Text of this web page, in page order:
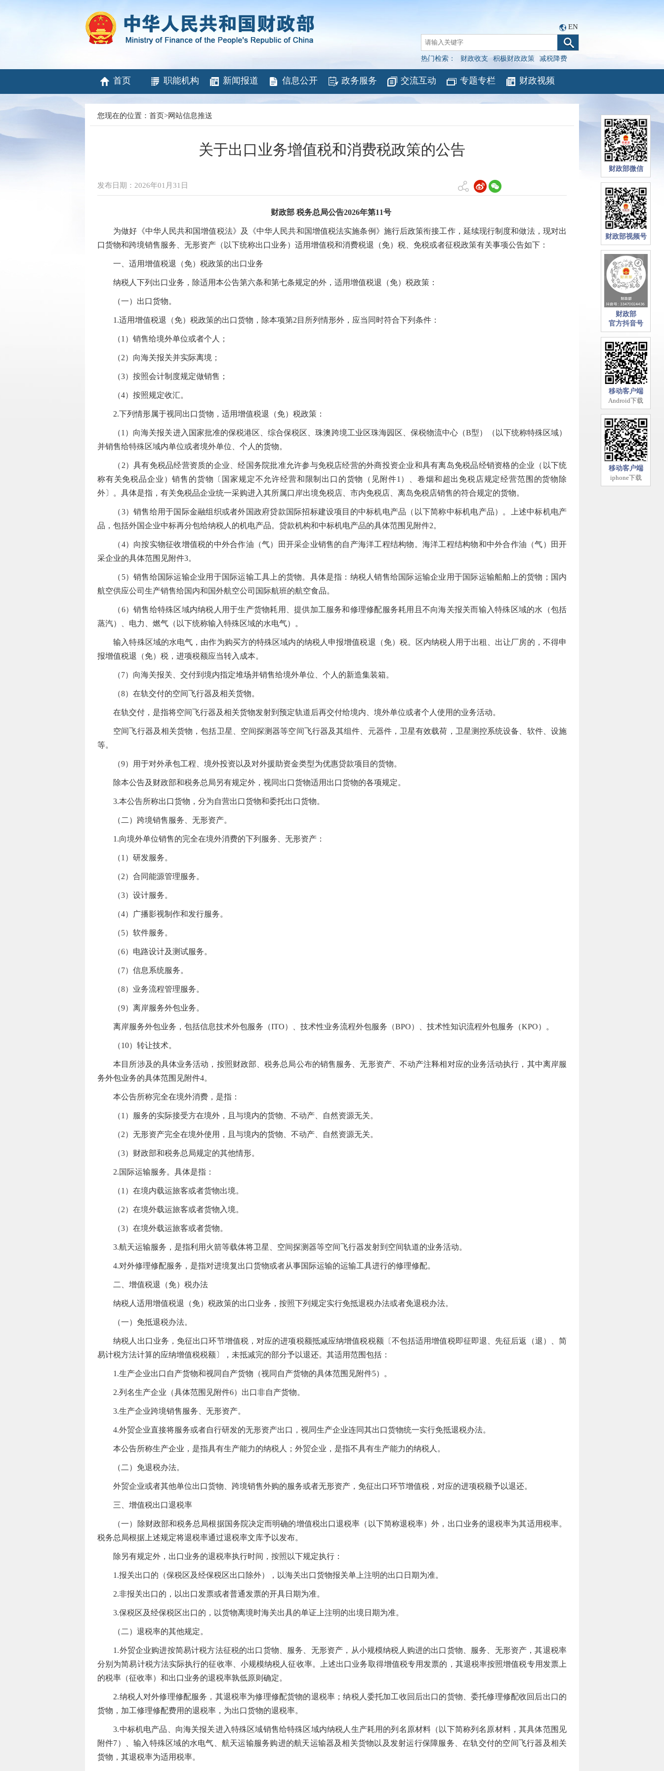
EN
热门检索： 财政收支 积极财政政策 减税降费
首页 职能机构 新闻报道 信息公开 政务服务 交流互动 专题专栏 财政视频
您现在的位置： 首页>网站信息推送
关于出口业务增值税和消费税政策的公告
发布日期：2026年01月31日
财政部 税务总局公告2026年第11号
为做好《中华人民共和国增值税法》及《中华人民共和国增值税法实施条例》施行后政策衔接工作，延续现行制度和做法，现对出
口货物和跨境销售服务、无形资产（以下统称出口业务）适用增值税和消费税退（免）税、免税或者征税政策有关事项公告如下：
一、适用增值税退（免）税政策的出口业务
纳税人下列出口业务，除适用本公告第六条和第七条规定的外，适用增值税退（免）税政策：
（一）出口货物。
1.适用增值税退（免）税政策的出口货物，除本项第2目所列情形外，应当同时符合下列条件：
（1）销售给境外单位或者个人；
（2）向海关报关并实际离境；
（3）按照会计制度规定做销售；
（4）按照规定收汇。
2.下列情形属于视同出口货物，适用增值税退（免）税政策：
（1）向海关报关进入国家批准的保税港区、综合保税区、珠澳跨境工业区珠海园区、保税物流中心（B型）（以下统称特殊区域）
并销售给特殊区域内单位或者境外单位、个人的货物。
（2）具有免税品经营资质的企业、经国务院批准允许参与免税店经营的外商投资企业和具有离岛免税品经销资格的企业（以下统
称有关免税品企业）销售的货物〔国家规定不允许经营和限制出口的货物（见附件1）、卷烟和超出免税店规定经营范围的货物除
外〕。具体是指，有关免税品企业统一采购进入其所属口岸出境免税店、市内免税店、离岛免税店销售的符合规定的货物。
（3）销售给用于国际金融组织或者外国政府贷款国际招标建设项目的中标机电产品（以下简称中标机电产品）。上述中标机电产
品，包括外国企业中标再分包给纳税人的机电产品。贷款机构和中标机电产品的具体范围见附件2。
（4）向按实物征收增值税的中外合作油（气）田开采企业销售的自产海洋工程结构物。海洋工程结构物和中外合作油（气）田开
采企业的具体范围见附件3。
（5）销售给国际运输企业用于国际运输工具上的货物。具体是指：纳税人销售给国际运输企业用于国际运输船舶上的货物；国内
航空供应公司生产销售给国内和国外航空公司国际航班的航空食品。
（6）销售给特殊区域内纳税人用于生产货物耗用、提供加工服务和修理修配服务耗用且不向海关报关而输入特殊区域的水（包括
蒸汽）、电力、燃气（以下统称输入特殊区域的水电气）。
输入特殊区域的水电气，由作为购买方的特殊区域内的纳税人申报增值税退（免）税。区内纳税人用于出租、出让厂房的，不得申
报增值税退（免）税，进项税额应当转入成本。
（7）向海关报关、交付到境内指定堆场并销售给境外单位、个人的新造集装箱。
（8）在轨交付的空间飞行器及相关货物。
在轨交付，是指将空间飞行器及相关货物发射到预定轨道后再交付给境内、境外单位或者个人使用的业务活动。
空间飞行器及相关货物，包括卫星、空间探测器等空间飞行器及其组件、元器件，卫星有效载荷，卫星测控系统设备、软件、设施
等。
（9）用于对外承包工程、境外投资以及对外援助资金类型为优惠贷款项目的货物。
除本公告及财政部和税务总局另有规定外，视同出口货物适用出口货物的各项规定。
3.本公告所称出口货物，分为自营出口货物和委托出口货物。
（二）跨境销售服务、无形资产。
1.向境外单位销售的完全在境外消费的下列服务、无形资产：
（1）研发服务。
（2）合同能源管理服务。
（3）设计服务。
（4）广播影视制作和发行服务。
（5）软件服务。
（6）电路设计及测试服务。
（7）信息系统服务。
（8）业务流程管理服务。
（9）离岸服务外包业务。
离岸服务外包业务，包括信息技术外包服务（ITO）、技术性业务流程外包服务（BPO）、技术性知识流程外包服务（KPO）。
（10）转让技术。
本目所涉及的具体业务活动，按照财政部、税务总局公布的销售服务、无形资产、不动产注释相对应的业务活动执行，其中离岸服
务外包业务的具体范围见附件4。
本公告所称完全在境外消费，是指：
（1）服务的实际接受方在境外，且与境内的货物、不动产、自然资源无关。
（2）无形资产完全在境外使用，且与境内的货物、不动产、自然资源无关。
（3）财政部和税务总局规定的其他情形。
2.国际运输服务。具体是指：
（1）在境内载运旅客或者货物出境。
（2）在境外载运旅客或者货物入境。
（3）在境外载运旅客或者货物。
3.航天运输服务，是指利用火箭等载体将卫星、空间探测器等空间飞行器发射到空间轨道的业务活动。
4.对外修理修配服务，是指对进境复出口货物或者从事国际运输的运输工具进行的修理修配。
二、增值税退（免）税办法
纳税人适用增值税退（免）税政策的出口业务，按照下列规定实行免抵退税办法或者免退税办法。
（一）免抵退税办法。
纳税人出口业务，免征出口环节增值税，对应的进项税额抵减应纳增值税税额〔不包括适用增值税即征即退、先征后返（退）、简
易计税方法计算的应纳增值税税额〕，未抵减完的部分予以退还。其适用范围包括：
1.生产企业出口自产货物和视同自产货物（视同自产货物的具体范围见附件5）。
2.列名生产企业（具体范围见附件6）出口非自产货物。
3.生产企业跨境销售服务、无形资产。
4.外贸企业直接将服务或者自行研发的无形资产出口，视同生产企业连同其出口货物统一实行免抵退税办法。
本公告所称生产企业，是指具有生产能力的纳税人；外贸企业，是指不具有生产能力的纳税人。
（二）免退税办法。
外贸企业或者其他单位出口货物、跨境销售外购的服务或者无形资产，免征出口环节增值税，对应的进项税额予以退还。
三、增值税出口退税率
（一）除财政部和税务总局根据国务院决定而明确的增值税出口退税率（以下简称退税率）外，出口业务的退税率为其适用税率。
税务总局根据上述规定将退税率通过退税率文库予以发布。
除另有规定外，出口业务的退税率执行时间，按照以下规定执行：
1.报关出口的（保税区及经保税区出口除外），以海关出口货物报关单上注明的出口日期为准。
2.非报关出口的，以出口发票或者普通发票的开具日期为准。
3.保税区及经保税区出口的，以货物离境时海关出具的单证上注明的出境日期为准。
（二）退税率的其他规定。
1.外贸企业购进按简易计税方法征税的出口货物、服务、无形资产，从小规模纳税人购进的出口货物、服务、无形资产，其退税率
分别为简易计税方法实际执行的征收率、小规模纳税人征收率。上述出口业务取得增值税专用发票的，其退税率按照增值税专用发票上
的税率（征收率）和出口业务的退税率孰低原则确定。
2.纳税人对外修理修配服务，其退税率为修理修配货物的退税率；纳税人委托加工收回后出口的货物、委托修理修配收回后出口的
货物，加工修理修配费用的退税率，为出口货物的退税率。
3.中标机电产品、向海关报关进入特殊区域销售给特殊区域内纳税人生产耗用的列名原材料（以下简称列名原材料，其具体范围见
附件7）、输入特殊区域的水电气、航天运输服务购进的航天运输器及相关货物以及发射运行保障服务、在轨交付的空间飞行器及相关
货物，其退税率为适用税率。
财政部微信
财政部视频号
财政部
官方抖音号
移动客户端
Android下载
移动客户端
iphone下载